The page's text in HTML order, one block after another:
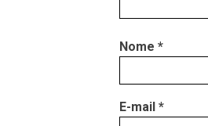
Nome *
E-mail *